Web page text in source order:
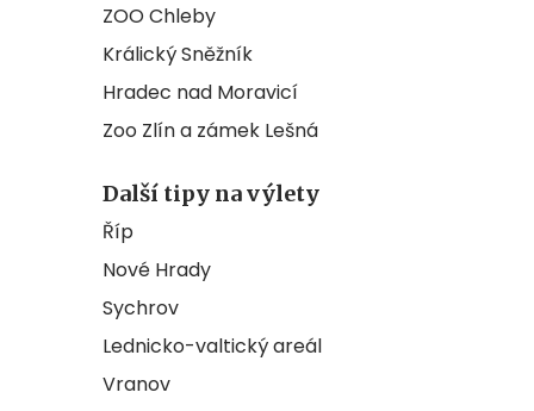
ZOO Chleby
Králický Sněžník
Hradec nad Moravicí
Zoo Zlín a zámek Lešná
Další tipy na výlety
Říp
Nové Hrady
Sychrov
Lednicko-valtický areál
Vranov